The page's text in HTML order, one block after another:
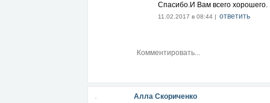
Спасибо.И Вам всего хорошего.
11.02.2017 в 08:44 | ответить
Алла Скориченко